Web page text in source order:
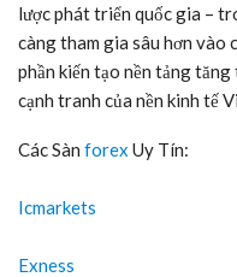
lược phát triển quốc gia –
càng tham gia sâu hơn vào
phần kiến tạo nền tảng
cạnh tranh của nền kinh tế
Các Sàn forex Uy Tín:
Icmarkets
Exness